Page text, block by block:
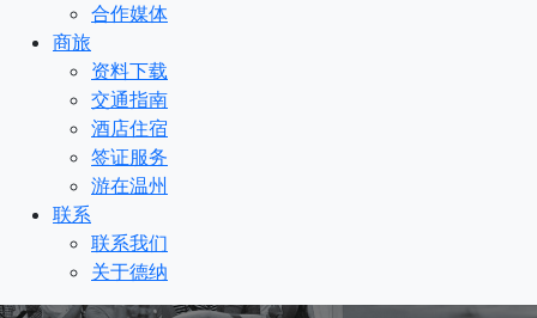
合作媒体
商旅
资料下载
交通指南
酒店住宿
签证服务
游在温州
联系
联系我们
关于德纳